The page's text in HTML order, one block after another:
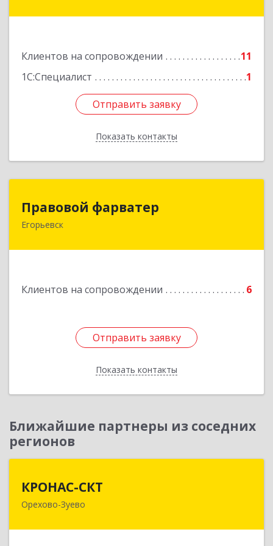
Клиентов на сопровождении
11
1С:Специалист
1
Отправить заявку
Показать контакты
Отправить заявку
Назад
Правовой фарватер
Егорьевск
Клиентов на сопровождении 6
Отправить заявку
Показать контакты
Отправить заявку
Назад
Ближайшие партнеры из соседних
регионов
КРОНАС-СКТ
Орехово-Зуево
142600, Московская обл, Орехово-Зуево г,